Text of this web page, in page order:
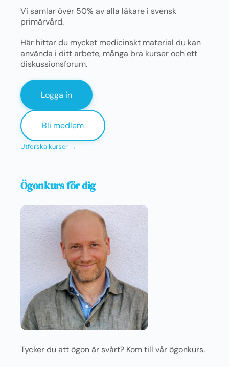
Vi samlar över 50% av alla läkare i svensk
primärvård.
Här hittar du mycket medicinskt material du kan
använda i ditt arbete, många bra kurser och ett
diskussionsforum.
Logga in
Bli medlem
Utforska kurser →
Ögonkurs för dig
Tycker du att ögon är svårt? Kom till vår ögonkurs.